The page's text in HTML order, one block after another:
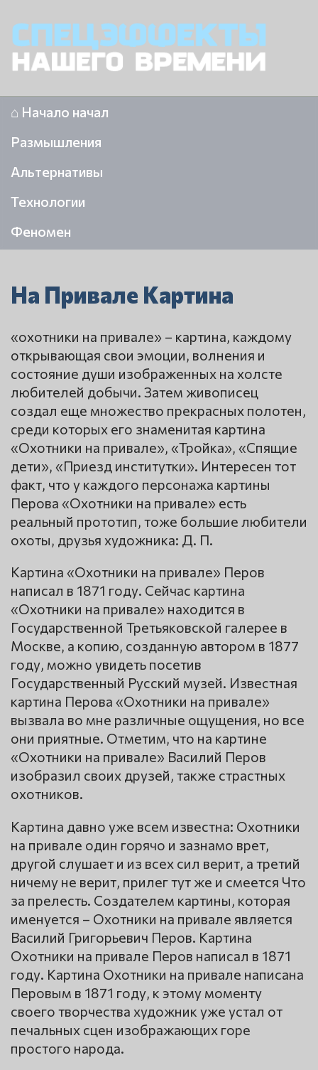
⌂ Начало начал
Размышления
Альтернативы
Технологии
Феномен
На Привале Картина
«охотники на привале» – картина, каждому
открывающая свои эмоции, волнения и
состояние души изображенных на холсте
любителей добычи. Затем живописец
создал еще множество прекрасных полотен,
среди которых его знаменитая картина
«Охотники на привале», «Тройка», «Спящие
дети», «Приезд институтки». Интересен тот
факт, что у каждого персонажа картины
Перова «Охотники на привале» есть
реальный прототип, тоже большие любители
охоты, друзья художника: Д. П.
Картина «Охотники на привале» Перов
написал в 1871 году. Сейчас картина
«Охотники на привале» находится в
Государственной Третьяковской галерее в
Москве, а копию, созданную автором в 1877
году, можно увидеть посетив
Государственный Русский музей. Известная
картина Перова «Охотники на привале»
вызвала во мне различные ощущения, но все
они приятные. Отметим, что на картине
«Охотники на привале» Василий Перов
изобразил своих друзей, также страстных
охотников.
Картина давно уже всем известна: Охотники
на привале один горячо и зазнамо врет,
другой слушает и из всех сил верит, а третий
ничему не верит, прилег тут же и смеется Что
за прелесть. Создателем картины, которая
именуется – Охотники на привале является
Василий Григорьевич Перов. Картина
Охотники на привале Перов написал в 1871
году. Картина Охотники на привале написана
Перовым в 1871 году, к этому моменту
своего творчества художник уже устал от
печальных сцен изображающих горе
простого народа.